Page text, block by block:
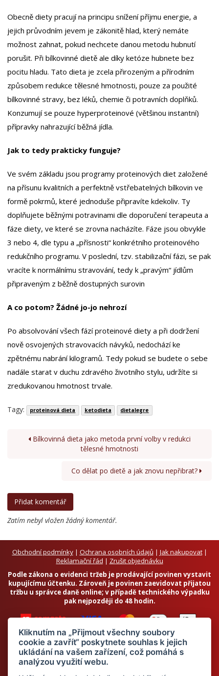
Obecně diety pracují na principu snížení příjmu energie, a
jejich průvodním jevem je zákonitě hlad, který nemáte
možnost zahnat, pokud nechcete danou metodu hubnutí
porušit. Při bílkovinné dietě ale díky ketóze hubnete bez
pocitu hladu. Tato dieta je zcela přirozeným a přírodním
způsobem redukce tělesné hmotnosti, pouze za použité
bílkovinné stravy, bez léků, chemie či potravních doplňků.
Konzumují se pouze hyperproteinové (většinou instantní)
přípravky nahrazující běžná jídla.
Jak to tedy prakticky funguje?
Ve svém základu jsou programy proteinových diet založené
na přísunu kvalitních a perfektně vstřebatelných bílkovin ve
formě pokrmů, které jednoduše připravíte kdekoliv. Ty
doplňujete běžnými potravinami dle doporučení terapeuta a
fáze diety, ve které se zrovna nacházíte. Fáze jsou obvykle
3 nebo 4, dle typu a „přísnosti“ konkrétního proteinového
redukčního programu. V poslední, tzv. stabilizační fázi, se pak
vracíte k normálnímu stravování, tedy k „pravým“ jídlům
připraveným z běžně dostupných surovin
A co potom? Žádné jo-jo nehrozí
Po absolvování všech fází proteinové diety a při dodržení
nově osvojených stravovacích návyků, nedochází ke
zpětnému nabrání kilogramů. Tedy pokud se budete o sebe
nadále starat v duchu zdravého životního stylu, udržíte si
zredukovanou hmotnost trvale.
Tagy: proteinová dieta ketodieta dietalegre
Bílkovinná dieta jako metoda první volby v redukci
tělesné hmotnosti
Co dělat po dietě a jak znovu nepřibrat?
Zatím nebyl vložen žádný komentář.
Obchodní podmínky| Ochrana osobních údajů | Jak nakupovat|
Reklamační řád | Zrušit objednávku
Podle zákona o evidenci tržeb je prodávající povinen vystavit
kupujícímu účtenku. Zároveň je povinen zaevidovat přijatou
tržbu u správce daně online; v případě technického výpadku
pak nejpozději do 48 hodin.
Chci odebírat newsletter
Kliknutím na „Přijmout všechny soubory
cookie a zavřít“ poskytnete souhlas k jejich
ukládání na vašem zařízení, což pomáhá s
analýzou využití webu.